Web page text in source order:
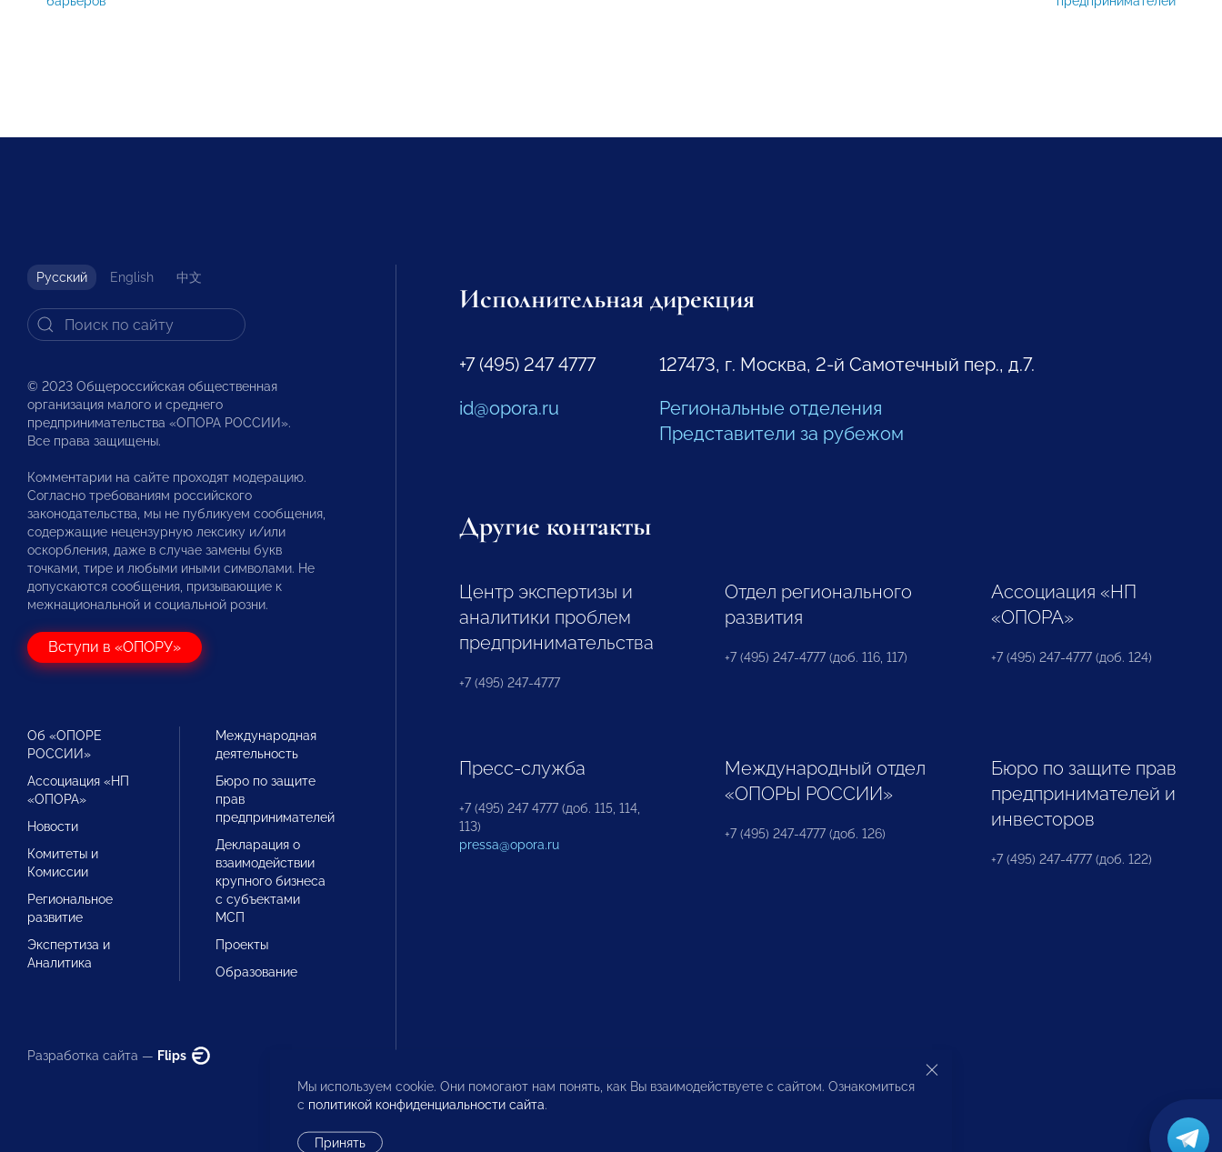
Русский English 中文
© 2023 Общероссийская общественная
организация малого и среднего
предпринимательства «ОПОРА РОССИИ».
Все права защищены.
Комментарии на сайте проходят модерацию.
Согласно требованиям российского
законодательства, мы не публикуем сообщения,
содержащие нецензурную лексику и/или
оскорбления, даже в случае замены букв
точками, тире и любыми иными символами. Не
допускаются сообщения, призывающие к
межнациональной и социальной розни.
Вступи в «ОПОРУ»
Об «ОПОРЕ
РОССИИ»
Ассоциация «НП
«ОПОРА»
Новости
Комитеты и
Комиссии
Региональное
развитие
Экспертиза и
Аналитика
Международная
деятельность
Бюро по защите
прав
предпринимателей
Декларация о
взаимодействии
крупного бизнеса
с субъектами
МСП
Проекты
Образование
Разработка сайта — Flips
Исполнительная дирекция
+7 (495) 247 4777
id@opora.ru
127473, г. Москва, 2-й Самотечный пер., д.7.
Региональные отделения
Представители за рубежом
Другие контакты
Центр экспертизы и
аналитики проблем
предпринимательства
+7 (495) 247-4777
Отдел регионального
развития
+7 (495) 247-4777 (доб. 116, 117)
Ассоциация «НП
«ОПОРА»
+7 (495) 247-4777 (доб. 124)
Пресс-служба
+7 (495) 247 4777 (доб. 115, 114,
113)
pressa@opora.ru
Международный отдел
«ОПОРЫ РОССИИ»
+7 (495) 247-4777 (доб. 126)
Бюро по защите прав
предпринимателей и
инвесторов
+7 (495) 247-4777 (доб. 122)
Мы используем cookie. Они помогают нам понять, как Вы взаимодействуете с сайтом. Ознакомиться
с политикой конфиденциальности сайта.
Принять